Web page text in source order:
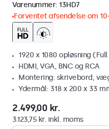
Varenummer: 13HD7
Forventet afsendelse om
1920 x 1080 opløsning (Full
HDMI, VGA, BNC og RCA
Montering: skrivebord,
Ydermål: 318 x 200 x 33
2.499,00 kr.
3.123,75 kr. inkl. moms